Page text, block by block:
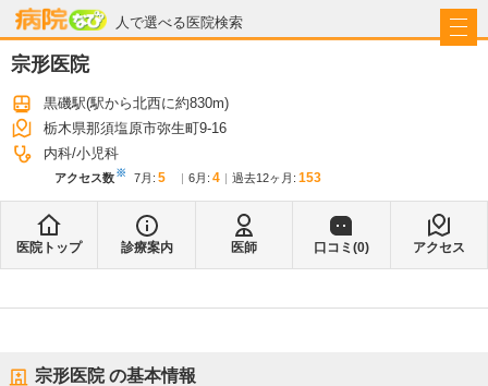
人で選べる医院検索
病院なび
宗形医院
黒磯駅(駅から北西に約830m)
栃木県那須塩原市弥生町9-16
内科 小児科
アクセス数※ 7月 : 5 6月 : 4 過去12ヶ月: 153
医院トップ 診療案内 医師 口コミ(0) アクセス
宗形医院の基本情報